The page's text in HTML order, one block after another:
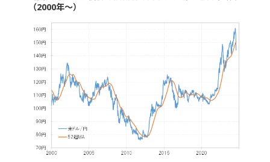
（2000年～）